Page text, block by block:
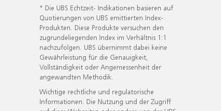
* Die UBS Echtzeit- Indikationen basieren auf
Quotierungen von UBS emittierten Index-
Produkten. Diese Produkte versuchen den
zugrundeliegenden Index im Verhältnis 1:1
nachzufolgen. UBS übernimmt dabei keine
Gewährleistung für die Genauigkeit,
Vollständigkeit oder Angemessenheit der
angewandten Methodik.
Wichtige rechtliche und regulatorische
Informationen. Die Nutzung und der Zugriff